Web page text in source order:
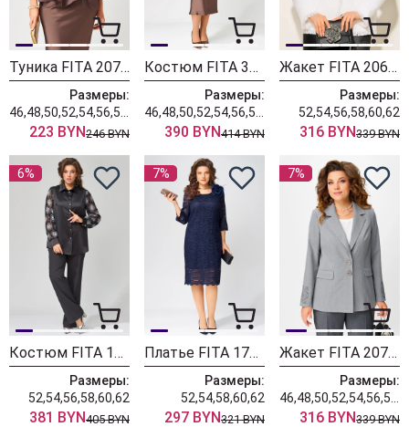
Туника FITA 20762 шоколад
Размеры:
223 BYN246 BYN
Костюм FITA 3191 шоколад
Размеры:
390 BYN414 BYN
Жакет FITA 20672
Размеры:
52,54,56,58,60,62
316 BYN339 BYN
6%
Костюм FITA 1353
Размеры:
52,54,56,58,60,62
381 BYN405 BYN
7%
Платье FITA 1762
Размеры:
52,54,58,60,62
297 BYN321 BYN
7%
Жакет FITA 20701 серый
Размеры:
316 BYN339 BYN